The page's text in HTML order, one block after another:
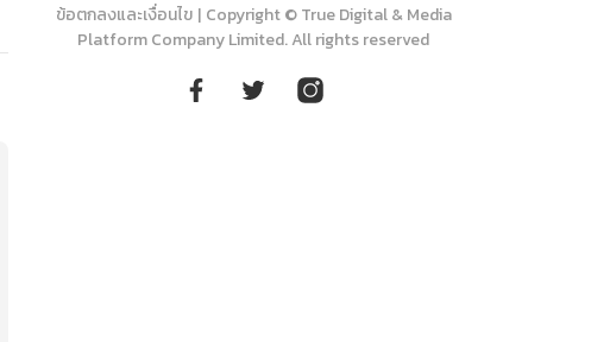
ข้อตกลงและเงื่อนไข | Copyright © True Digital & Media
Platform Company Limited. All rights reserved